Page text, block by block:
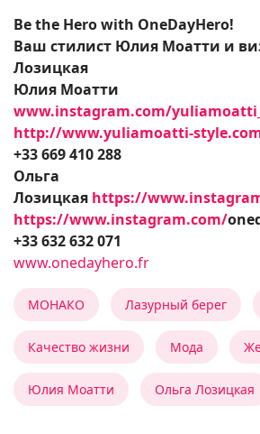
Be the Hero with OneDayHero!
Ваш стилист Юлия Моатти и
Лозицкая
Юлия Моатти
www.instagram.com/
http://www.yuliamoatti-
+33 669 410 288
Ольга
Лозицкая https://
https://www.instagram.com/
+33 632 632 071
www.onedayhero.fr
МОНАКО Лазурный берег
Качество жизни Мода
Юлия Моатти Ольга Лозицкая